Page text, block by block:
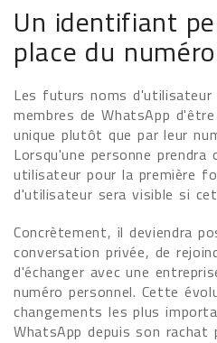
Un identifiant
place du
Les futurs noms
membres de WhatsApp
unique plutôt que par leur
Lorsqu'une personne prendra
utilisateur pour la première
d'utilisateur sera visible si
Concrètement, il deviendra
conversation privée, de
d'échanger avec une
numéro personnel. Cette
changements les plus
WhatsApp depuis son rachat